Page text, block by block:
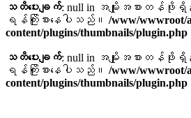
သတိပေးချက်: null in အမျိုးအစားတန်ဖိုး
ရန်ကြိုးစားနေပါသည်။ /www/wwwroot/
content/plugins/thumbnails/plugin.php
သတိပေးချက်: null in အမျိုးအစားတန်ဖိုး
ရန်ကြိုးစားနေပါသည်။ /www/wwwroot/
content/plugins/thumbnails/plugin.php